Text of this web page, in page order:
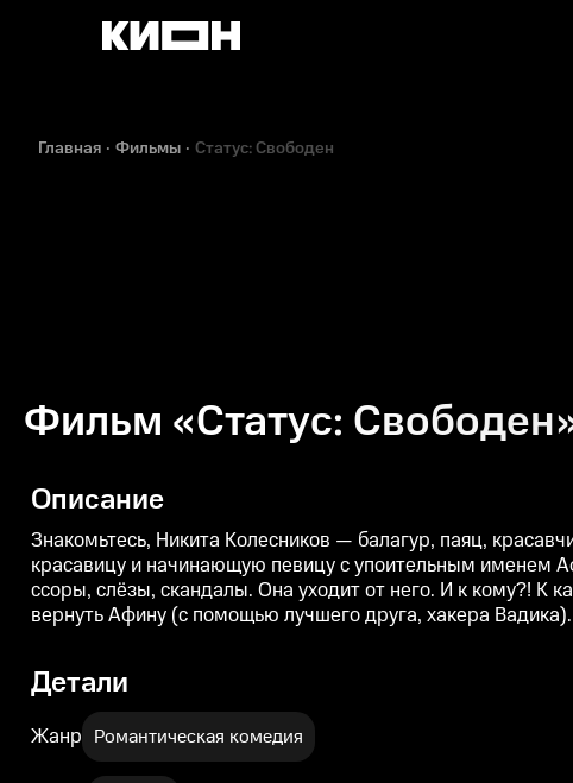
Главная Фильмы Статус: Свободен
Фильм «Статус:
Описание
Знакомьтесь, Никита Колесников — балагур, паяц,
красавицу и начинающую певицу с упоительным именем
ссоры, слёзы, скандалы. Она уходит от него. И к кому?! К
вернуть Афину (с помощью лучшего друга, хакера
Детали
Жанр Романтическая комедия